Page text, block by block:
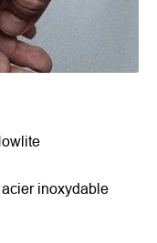
inoxydable